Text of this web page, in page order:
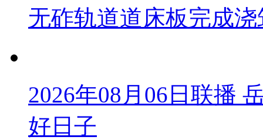
无砟轨道道床板完成浇
2026年08月06日联播
好日子